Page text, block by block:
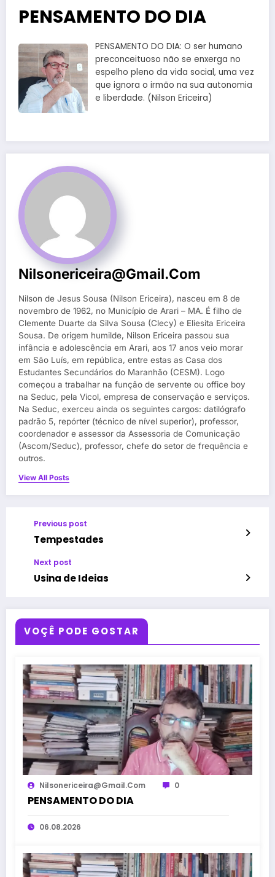
PENSAMENTO DO DIA
PENSAMENTO DO DIA: O ser humano
preconceituoso não se enxerga no
espelho pleno da vida social, uma vez
que ignora o irmão na sua autonomia
e liberdade. (Nilson Ericeira)
Nilsonericeira@gmail.com
Nilson de Jesus Sousa (Nilson Ericeira), nasceu em 8 de
novembro de 1962, no Município de Arari – MA. É filho de
Clemente Duarte da Silva Sousa (Clecy) e Eliesita Ericeira
Sousa. De origem humilde, Nilson Ericeira passou sua
infância e adolescência em Arari, aos 17 anos veio morar
em São Luís, em república, entre estas as Casa dos
Estudantes Secundários do Maranhão (CESM). Logo
começou a trabalhar na função de servente ou office boy
na Seduc, pela Vicol, empresa de conservação e serviços.
Na Seduc, exerceu ainda os seguintes cargos: datilógrafo
padrão 5, repórter (técnico de nível superior), professor,
coordenador e assessor da Assessoria de Comunicação
(Ascom/Seduc), professor, chefe do setor de frequência e
outros.
View All Posts
Previous post
Tempestades
Next post
Usina de Ideias
VOÇÊ PODE GOSTAR
Nilsonericeira@gmail.com 0
PENSAMENTO DO DIA
06.08.2026